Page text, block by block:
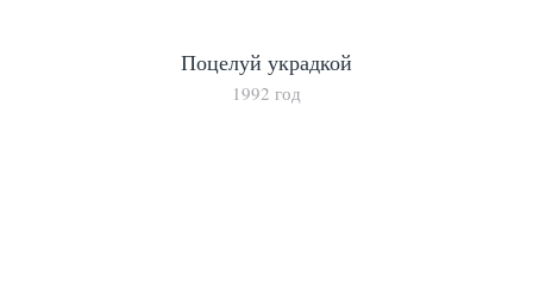
Поцелуй украдкой
1992 год